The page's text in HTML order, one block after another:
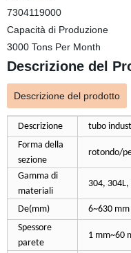
7304119000
Capacità di Produzione
3000 Tons Per Month
Descrizione del
Descrizione del prodotto
Descrizione
tubo
Forma della
sezione
rotondo/
Gamma di
materiali
304,
De(mm)
6~630
Spessore
parete
1 mm~60